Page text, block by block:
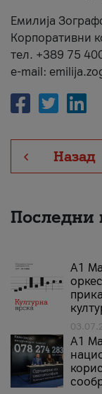
Емилија
Корпоративни
тел. +389 75
e-mail:
Назад
Последни
А1
A1